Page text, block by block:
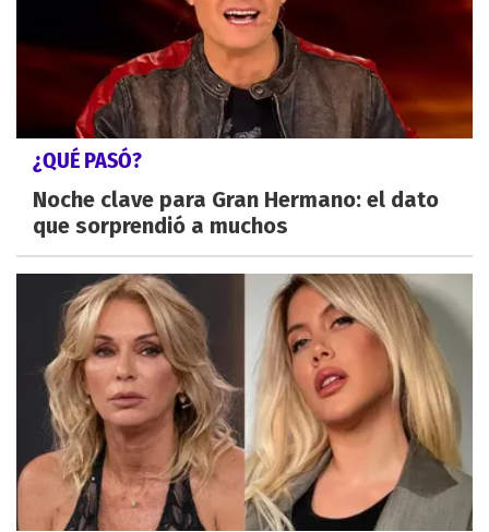
¿QUÉ PASÓ?
Noche clave para Gran Hermano: el dato
que sorprendió a muchos